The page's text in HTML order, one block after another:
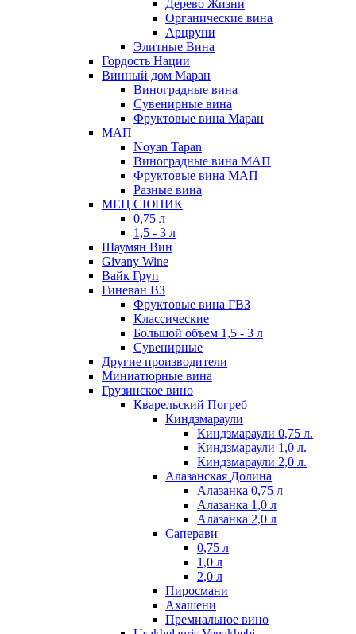
Дерево Жизни
Органические вина
Арцруни
Элитные Вина
Гордость Нации
Винный дом Маран
Виноградные вина
Сувенирные вина
Фруктовые вина Маран
МАП
Noyan Tapan
Виноградные вина МАП
Фруктовые вина МАП
Разные вина
МЕЦ СЮНИК
0,75 л
1,5 - 3 л
Шаумян Вин
Givany Wine
Вайк Груп
Гиневан ВЗ
Фруктовые вина ГВЗ
Классические
Большой объем 1,5 - 3 л
Сувенирные
Другие производители
Миниатюрные вина
Грузинское вино
Кварельский Погреб
Киндзмараули
Киндзмараули 0,75 л.
Киндзмараули 1,0 л.
Киндзмараули 2,0 л.
Алазанская Долина
Алазанка 0,75 л
Алазанка 1,0 л
Алазанка 2,0 л
Саперави
0,75 л
1,0 л
2,0 л
Пиросмани
Ахашени
Премиальное вино